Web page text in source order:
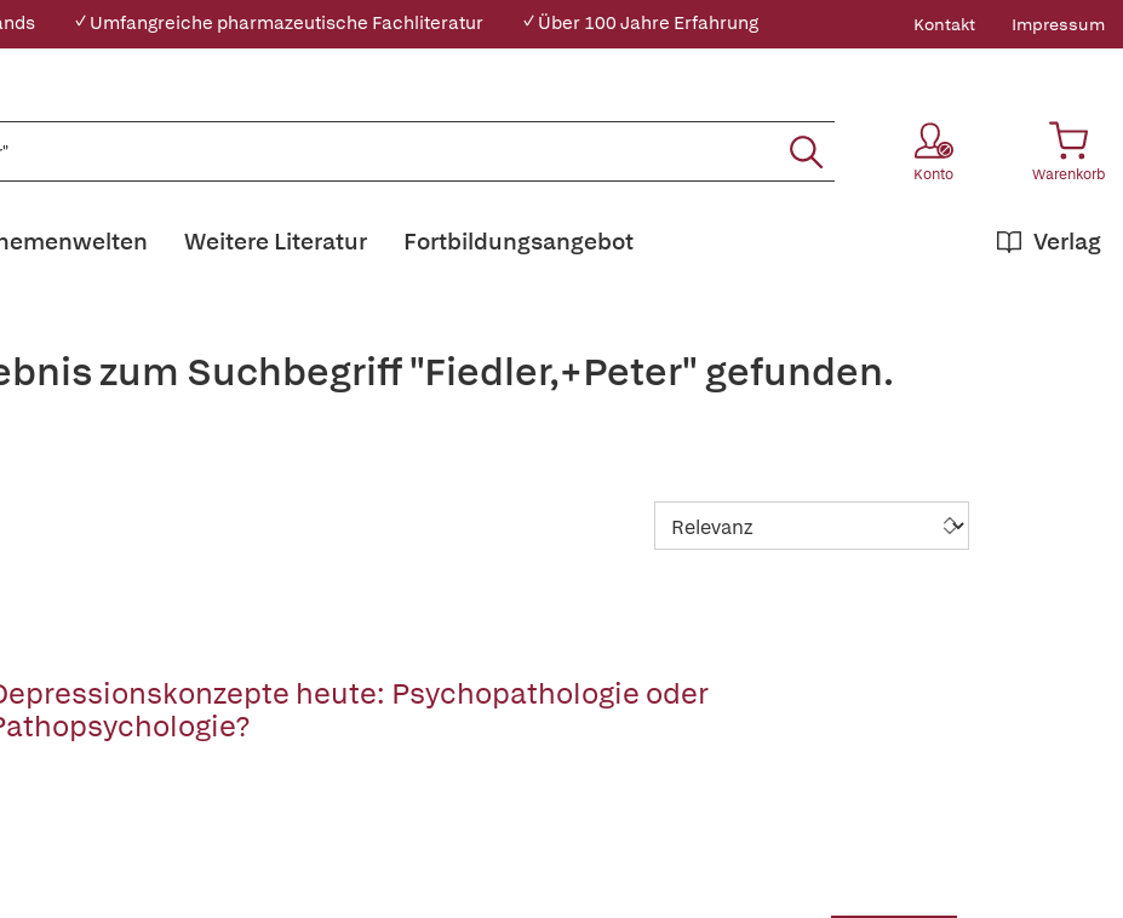
✓ Umfangreiche pharmazeutische Fachliteratur ✓ Über 100 Jahre Erfahrung Kontakt Impressum
Konto Warenkorb
Weitere Literatur Verlag
Fortbildungsangebot
zum Suchbegriff "Fiedler,+Peter" gefunden.
heute: Psychopathologie oder